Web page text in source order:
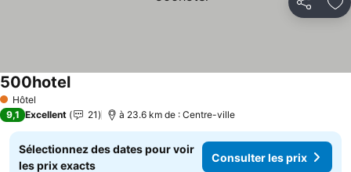
Partager
1 Étoiles
Hôtel
500hotel
9,1 Excellent 21 à 23.6 km de : Centre-ville
Sélectionnez des dates pour voir
les prix exacts
Consulter les prix